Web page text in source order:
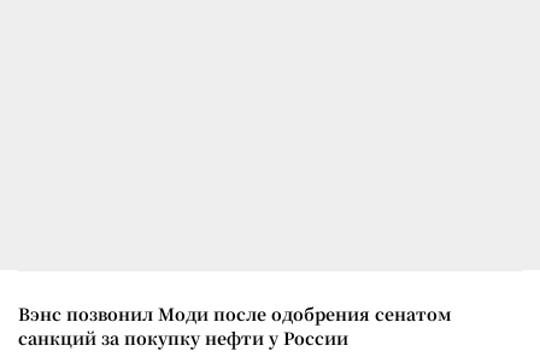
Вэнс позвонил Моди после одобрения сенатом
санкций за покупку нефти у России